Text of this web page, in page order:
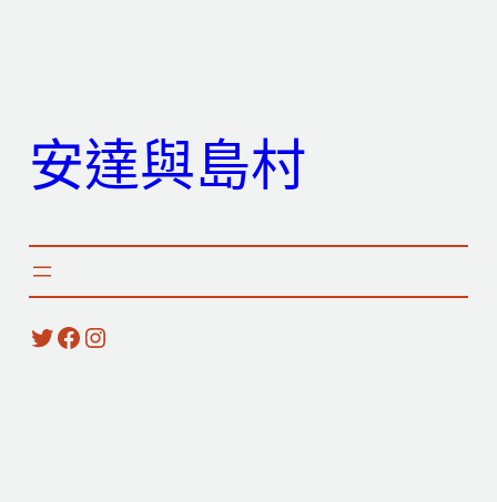
安達與島村
X Facebook Instagram